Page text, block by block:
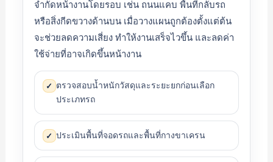
จำกัดหน้างานโดยรอบ เช่น ถนนแคบ พื้นที่กลับรถ
หรือสิ่งกีดขวางด้านบน เมื่อวางแผนถูกต้องตั้งแต่ต้น
จะช่วยลดความเสี่ยง ทำให้งานเสร็จไวขึ้น และลดค่า
ใช้จ่ายที่อาจเกิดขึ้นหน้างาน
✓ ตรวจสอบน้ำหนักวัสดุและระยะยกก่อนเลือก
ประเภทรถ
✓ ประเมินพื้นที่จอดรถและพื้นที่กางขาเครน